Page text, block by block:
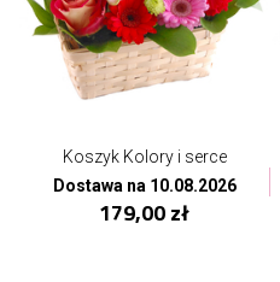
Koszyk Kolory i serce
Dostawa na 10.08.2026
179,00 zł